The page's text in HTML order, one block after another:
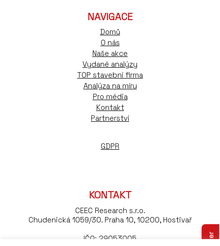
NAVIGACE
Domů
O nás
Naše akce
Vydané analýzy
TOP stavební firma
Analýza na míru
Pro média
Kontakt
Partnerství
GDPR
KONTAKT
CEEC Research s.r.o.
Chudenická 1059/30. Praha 10, 10200, Hostivař
IČO: 29053005